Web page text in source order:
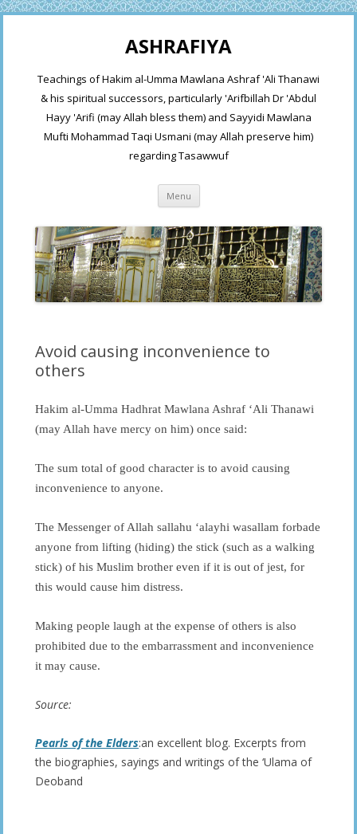
ASHRAFIYA
Teachings of Hakim al-Umma Mawlana Ashraf 'Ali Thanawi
& his spiritual successors, particularly 'Arifbillah Dr 'Abdul
Hayy 'Arifi (may Allah bless them) and Sayyidi Mawlana
Mufti Mohammad Taqi Usmani (may Allah preserve him)
regarding Tasawwuf
Menu Skip
content
Avoid causing inconvenience to
others
Hakim al-Umma Hadhrat Mawlana Ashraf ‘Ali Thanawi
(may Allah have mercy on him) once said:
The sum total of good character is to avoid causing
inconvenience to anyone.
The Messenger of Allah sallahu ‘alayhi wasallam forbade
anyone from lifting (hiding) the stick (such as a walking
stick) of his Muslim brother even if it is out of jest, for
this would cause him distress.
Making people laugh at the expense of others is also
prohibited due to the embarrassment and inconvenience
it may cause.
Source:
Pearls of the Elders:an excellent blog. Excerpts from
the biographies, sayings and writings of the ‘Ulama of
Deoband